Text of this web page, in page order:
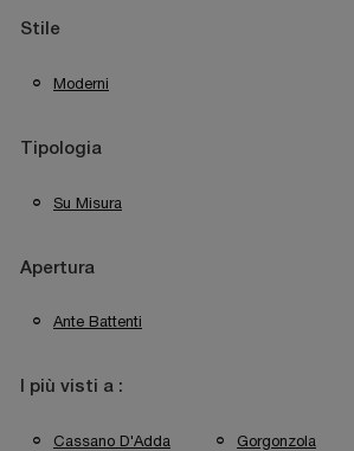
Stile
Moderni
Tipologia
Su Misura
Apertura
Ante Battenti
I più visti a :
Cassano D'Adda Gorgonzola